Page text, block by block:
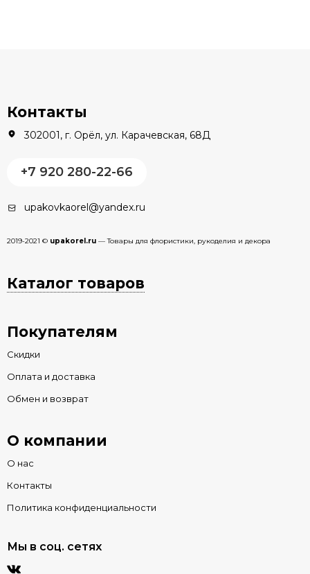
Контакты
302001, г. Орёл, ул. Карачевская, 68Д
+7 920 280-22-66
upakovkaorel@yandex.ru
2019-2021 © upakorel.ru — Товары для флористики, рукоделия и декора
Каталог товаров
Покупателям
Скидки
Оплата и доставка
Обмен и возврат
О компании
О нас
Контакты
Политика конфиденциальности
Мы в соц. сетях